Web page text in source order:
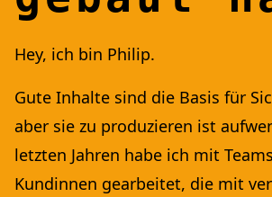
Hey, ich bin Philip.
Gute Inhalte sind die Basis für
aber sie zu produzieren ist
letzten Jahren habe ich mit
Kundinnen gearbeitet, die mit